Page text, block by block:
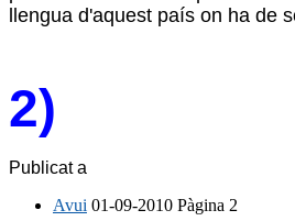
llengua d'aquest país on ha de
2)
Publicat a
Avui 01-09-2010 Pàgina 2